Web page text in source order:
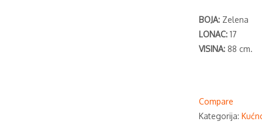
BOJA: Zelena
LONAC: 17
VISINA: 88 cm.
Compare
Kategorija: